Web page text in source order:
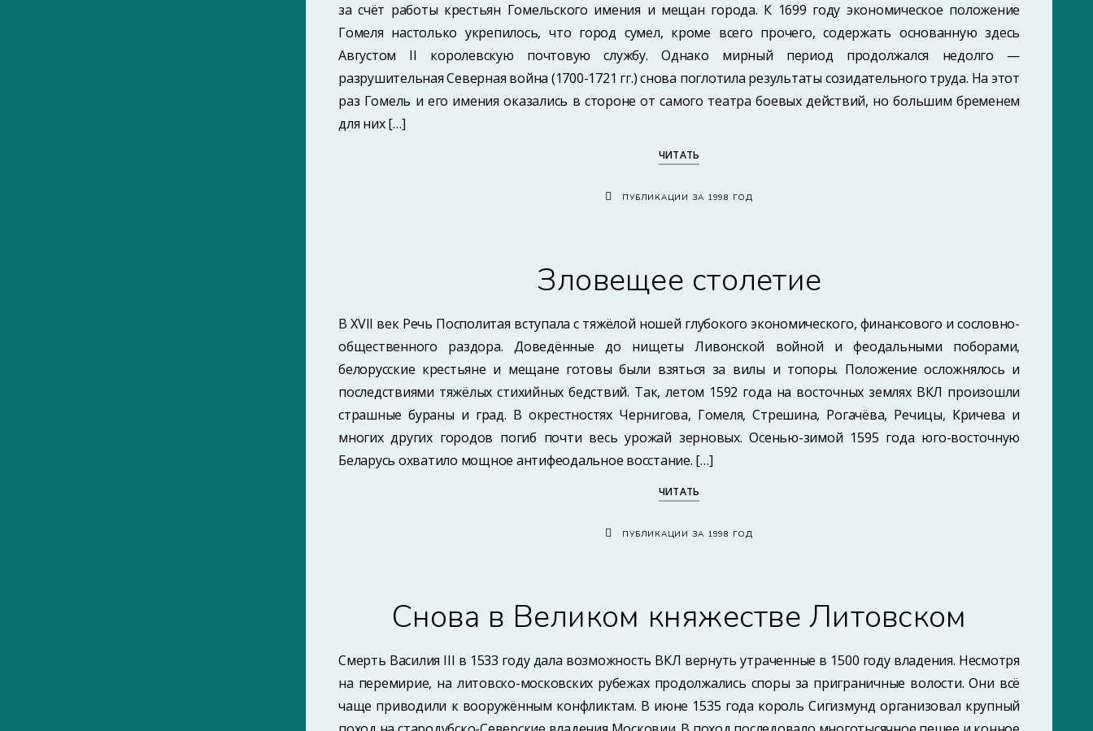
за счёт работы крестьян Гомельского имения и мещан города. К 1699 году экономическое положение
Гомеля настолько укрепилось, что город сумел, кроме всего прочего, содержать основанную здесь
Августом II королевскую почтовую службу. Однако мирный период продолжался недолго —
разрушительная Северная война (1700-1721 гг.) снова поглотила результаты созидательного труда. На этот
раз Гомель и его имения оказались в стороне от самого театра боевых действий, но большим бременем
для них […]
ЧИТАТЬ
ПУБЛИКАЦИИ ЗА 1998 ГОД
Зловещее столетие
В XVII век Речь Посполитая вступала с тяжёлой ношей глубокого экономического, финансового и сословно-
общественного раздора. Доведённые до нищеты Ливонской войной и феодальными поборами,
белорусские крестьяне и мещане готовы были взяться за вилы и топоры. Положение осложнялось и
последствиями тяжёлых стихийных бедствий. Так, летом 1592 года на восточных землях ВКЛ произошли
страшные бураны и град. В окрестностях Чернигова, Гомеля, Стрешина, Рогачёва, Речицы, Кричева и
многих других городов погиб почти весь урожай зерновых. Осенью-зимой 1595 года юго-восточную
Беларусь охватило мощное антифеодальное восстание. […]
ЧИТАТЬ
ПУБЛИКАЦИИ ЗА 1998 ГОД
Снова в Великом княжестве Литовском
Смерть Василия III в 1533 году дала возможность ВКЛ вернуть утраченные в 1500 году владения. Несмотря
на перемирие, на литовско-московских рубежах продолжались споры за приграничные волости. Они всё
чаще приводили к вооружённым конфликтам. В июне 1535 года король Сигизмунд организовал крупный